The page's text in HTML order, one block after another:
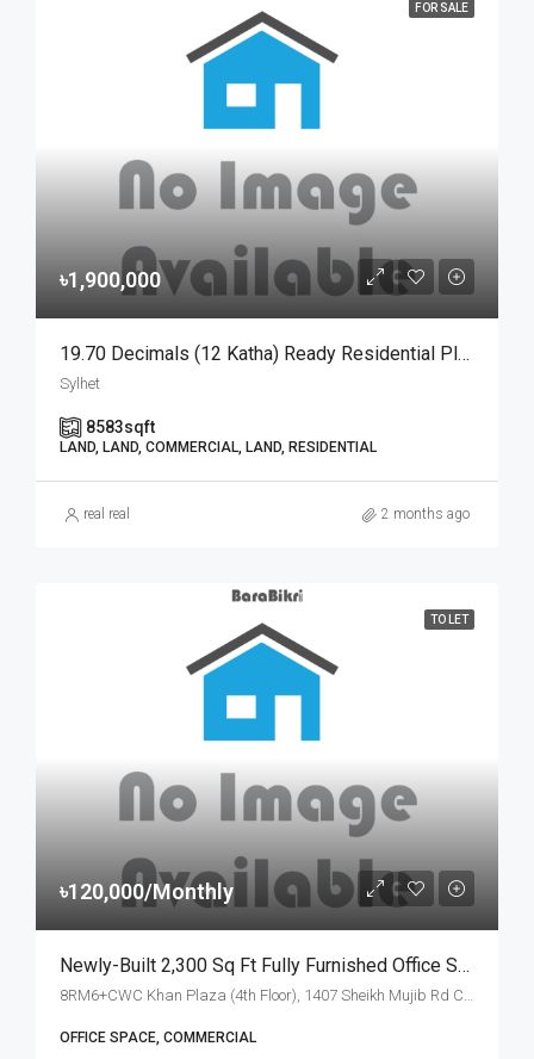
FOR SALE
৳1,900,000
19.70 Decimals (12 Katha) Ready Residential Plot For Urgent Sale At Golapganj, Sylhet | সিলেটের গোলাপগঞ্জে বাড়ি তৈরির জন্য ১৯.৭০ শতাংশের ১০০% উঁচু ও রেডি আবাসিক প্লট জরুরি বিক্রয়
Sylhet
8583sqft
LAND, LAND, COMMERCIAL, LAND, RESIDENTIAL
real real 2 months ago
TO LET
৳120,000/Monthly
Newly-Built 2,300 Sq Ft Fully Furnished Office Space For Rent At Sheikh Mujib Road, Chattogram | চট্টগ্রামের শেখ মুজিব রোড খান প্লাজায় ৪টি বেড/রুম সমমানের ২,৩০০ স্কয়ার ফিটের সুসজ্জিত অফিস স্পেস ভাড়া
8RM6+CWC Khan Plaza (4th Floor), 1407 Sheikh Mujib Rd Chattogram, Chattogram
OFFICE SPACE, COMMERCIAL